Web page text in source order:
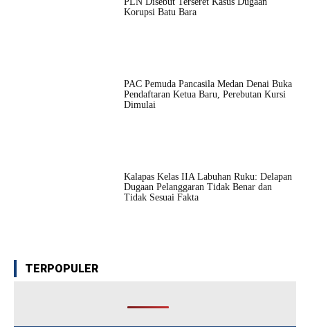
Korupsi Batu Bara
PAC Pemuda Pancasila Medan Denai Buka
Pendaftaran Ketua Baru, Perebutan Kursi
Dimulai
Kalapas Kelas IIA Labuhan Ruku: Delapan
Dugaan Pelanggaran Tidak Benar dan
Tidak Sesuai Fakta
TERPOPULER